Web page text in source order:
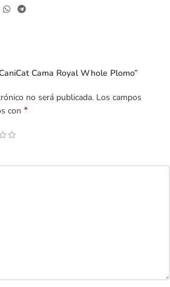
Cama Royal Whole Plomo”
no será publicada. Los campos
con *